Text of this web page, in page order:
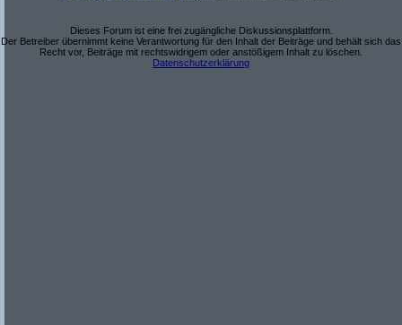
Dieses Forum ist eine frei zugängliche Diskussionsplattform.
Der Betreiber übernimmt keine Verantwortung für den Inhalt der Beiträge und behält sich das
Recht vor, Beiträge mit rechtswidrigem oder anstößigem Inhalt zu löschen.
Datenschutzerklärung